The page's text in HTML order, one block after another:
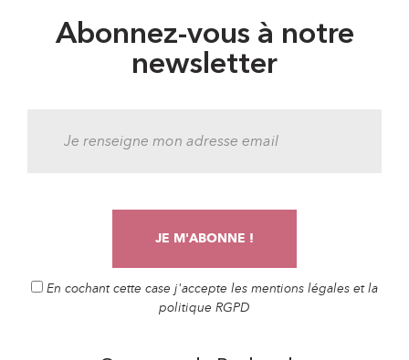
Abonnez-vous à notre
newsletter
En cochant cette case j'accepte les mentions légales et la
politique RGPD